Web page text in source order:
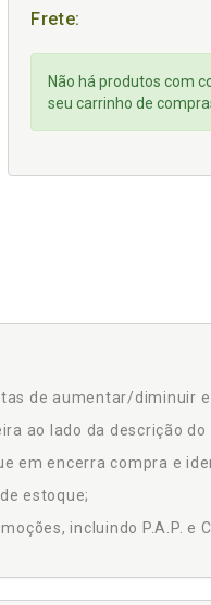
Frete:
Não há produtos com
seu carrinho de
de aumentar/diminuir
ao lado da descrição do
em encerra compra e
estoque;
incluindo P.A.P. e